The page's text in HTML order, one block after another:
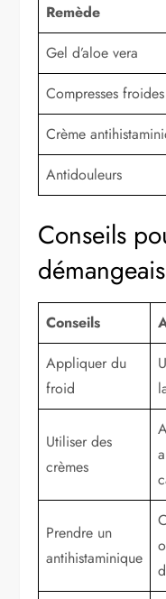
Remède
Gel d’aloe vera
Compresses froides
Crème
Antidouleurs
Conseils
Conseils
Appliquer du
froid
Utiliser des
crèmes
Prendre un
antihistaminique